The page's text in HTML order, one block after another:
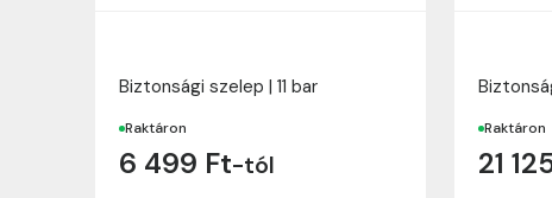
Biztonsági szelep | 11 bar
Raktáron
6 499 Ft-tól
Raktáron
21